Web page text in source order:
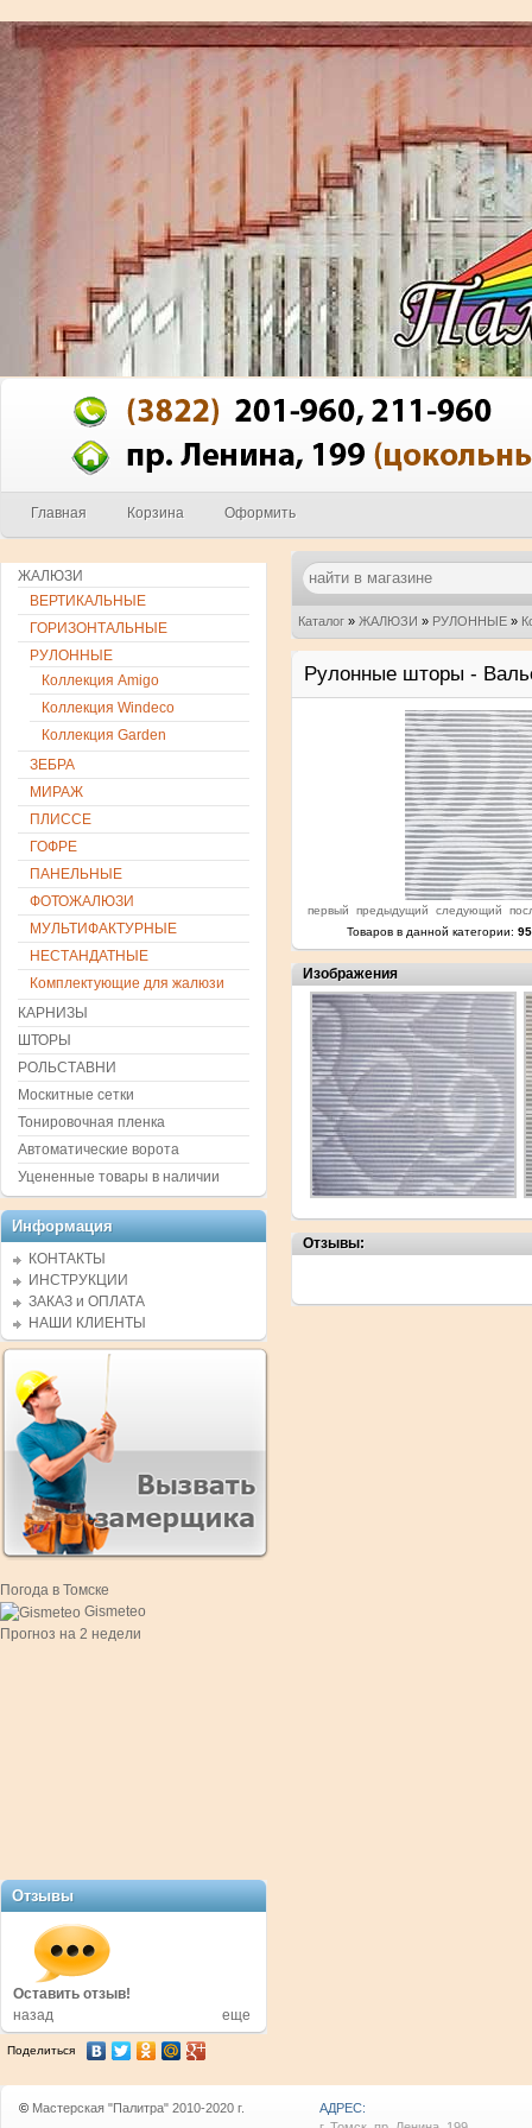
Главная Корзина Оформить
Каталог » ЖАЛЮЗИ » РУЛОННЫЕ »
Рулонные шторы -
первый предыдущий следующий
Товаров в данной категории: 95
Изображения
Отзывы:
ЖАЛЮЗИ
ВЕРТИКАЛЬНЫЕ
ГОРИЗОНТАЛЬНЫЕ
РУЛОННЫЕ
Коллекция Amigo
Коллекция Windeco
Коллекция Garden
ЗЕБРА
МИРАЖ
ПЛИССЕ
ГОФРЕ
ПАНЕЛЬНЫЕ
ФОТОЖАЛЮЗИ
МУЛЬТИФАКТУРНЫЕ
НЕСТАНДАТНЫЕ
Комплектующие для жалюзи
КАРНИЗЫ
ШТОРЫ
РОЛЬСТАВНИ
Москитные сетки
Тонировочная пленка
Автоматические ворота
Уцененные товары в наличии
Информация
КОНТАКТЫ
ИНСТРУКЦИИ
ЗАКАЗ и ОПЛАТА
НАШИ КЛИЕНТЫ
Погода в Томске
Gismeteo
Прогноз на 2 недели
Отзывы
Оставить отзыв!
назад
еще
Поделиться
© Мастерская "Палитра" 2010-2020 г.
АДРЕС: